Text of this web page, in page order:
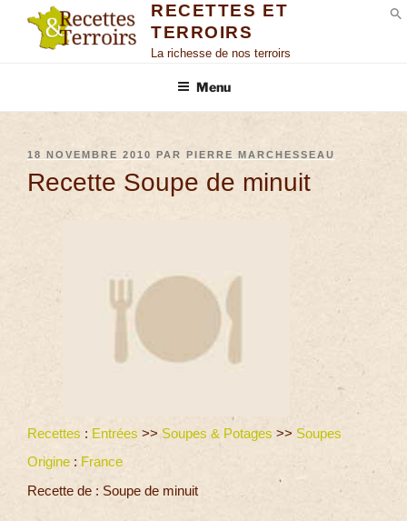
RECETTES ET
TERROIRS
La richesse de nos terroirs
Menu
18 NOVEMBRE 2010 PAR PIERRE MARCHESSEAU
Recette Soupe de minuit
Recettes : Entrées >> Soupes & Potages >> Soupes
Origine : France
Recette de : Soupe de minuit